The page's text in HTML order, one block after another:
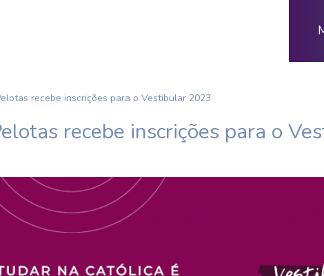
recebe inscrições para o Vestibular 2023
recebe inscrições para o